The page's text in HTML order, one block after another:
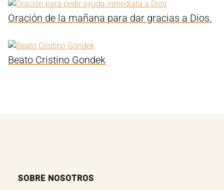
Oración de la mañana para dar gracias a Dios.
Beato Cristino Gondek
SOBRE NOSOTROS